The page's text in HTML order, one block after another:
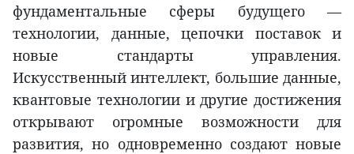
фундаментальные сферы будущего —
технологии, данные, цепочки поставок и
новые стандарты управления.
Искусственный интеллект, большие данные,
квантовые технологии и другие достижения
открывают огромные возможности для
развития, но одновременно создают новые